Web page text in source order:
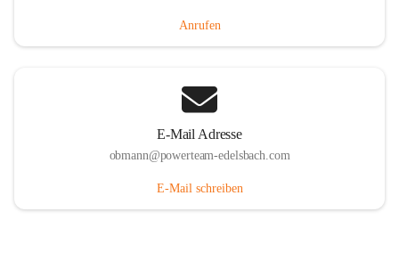
Anrufen
E-Mail Adresse
obmann@powerteam-edelsbach.com
E-Mail schreiben